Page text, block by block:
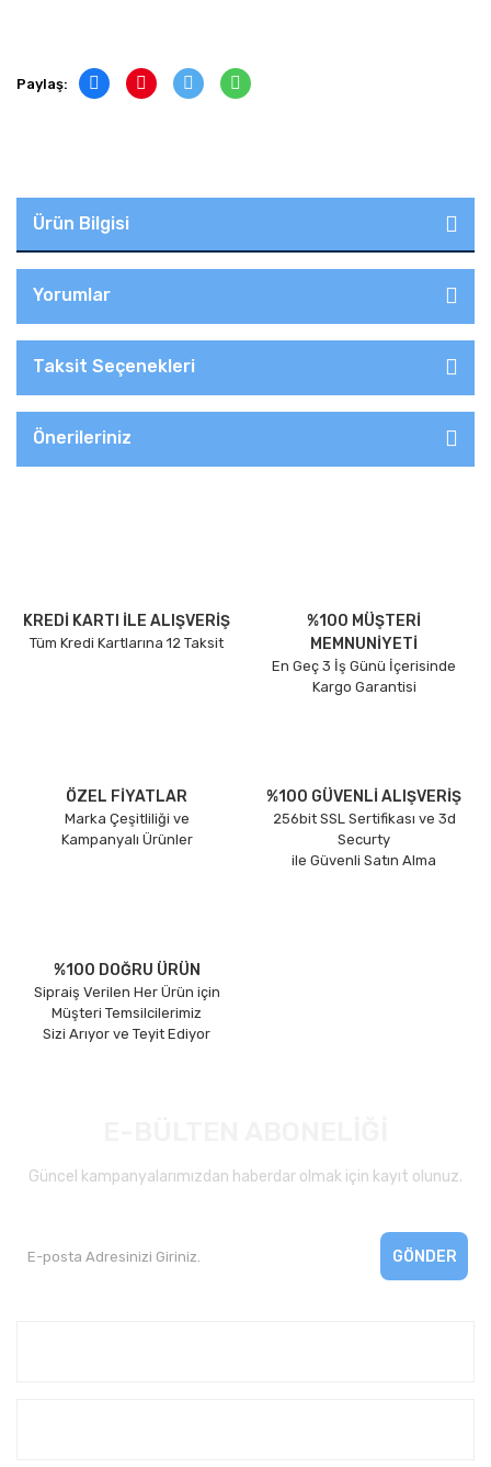
Paylaş:
Ürün Bilgisi
Yorumlar
Taksit Seçenekleri
Önerileriniz
KREDİ KARTI İLE ALIŞVERİŞ
Tüm Kredi Kartlarına 12 Taksit
%100 MÜŞTERİ
MEMNUNİYETİ
En Geç 3 İş Günü İçerisinde
Kargo Garantisi
ÖZEL FİYATLAR
Marka Çeşitliliği ve
Kampanyalı Ürünler
%100 GÜVENLİ ALIŞVERİŞ
256bit SSL Sertifikası ve 3d
Securty
ile Güvenli Satın Alma
%100 DOĞRU ÜRÜN
Sipraiş Verilen Her Ürün için
Müşteri Temsilcilerimiz
Sizi Arıyor ve Teyit Ediyor
Güncel kampanyalarımızdan haberdar olmak için kayıt olunuz.
GÖNDER